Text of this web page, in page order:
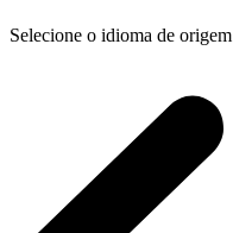
Selecione o idioma de origem